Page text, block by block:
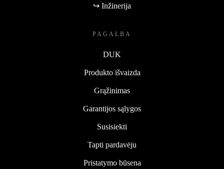
↪ Inžinerija
PAGALBA
DUK
Produkto išvaizda
Grąžinimas
Garantijos sąlygos
Susisiekti
Tapti pardavėju
Pristatymo būsena